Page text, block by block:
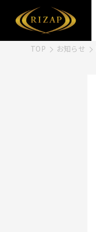
TOP お知らせ